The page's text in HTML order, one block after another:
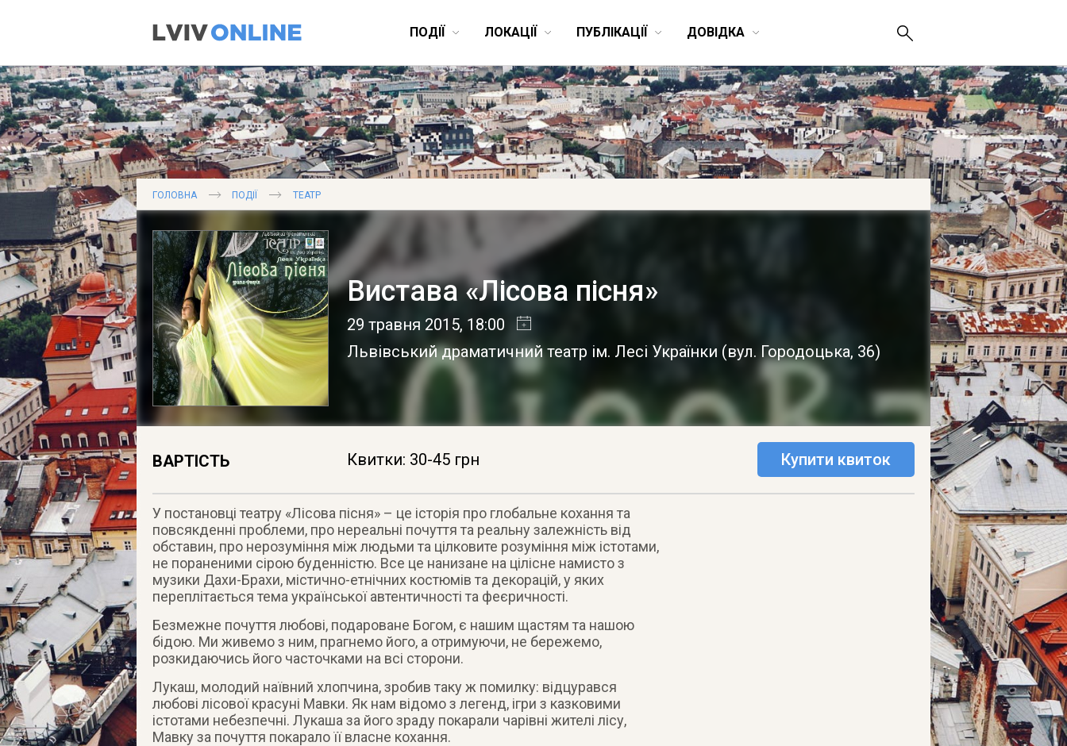
ПОДІЇ ЛОКАЦІЇ ПУБЛІКАЦІЇ ДОВІДКА
ГОЛОВНА ПОДІЇ ТЕАТР
Вистава «Лісова пісня»
29 травня 2015, 18:00
Львівський драматичний театр ім. Лесі Українки (вул. Городоцька, 36)
ВАРТІСТЬ Квитки: 30-45 грн Купити квиток
У постановці театру «Лісова пісня» – це історія про глобальне кохання та
повсякденні проблеми, про нереальні почуття та реальну залежність від
обставин, про нерозуміння між людьми та цілковите розуміння між істотами,
не пораненими сірою буденністю. Все це нанизане на цілісне намисто з
музики Дахи-Брахи, містично-етнічних костюмів та декорацій, у яких
переплітається тема української автентичності та феєричності.
Безмежне почуття любові, подароване Богом, є нашим щастям та нашою
бідою. Ми живемо з ним, прагнемо його, а отримуючи, не бережемо,
розкидаючись його часточками на всі сторони.
Лукаш, молодий наївний хлопчина, зробив таку ж помилку: відцурався
любові лісової красуні Мавки. Як нам відомо з легенд, ігри з казковими
істотами небезпечні. Лукаша за його зраду покарали чарівні жителі лісу,
Мавку за почуття покарало її власне кохання.